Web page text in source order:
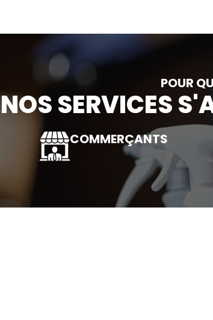
POUR
NOS SERVICES
COMMERÇANTS